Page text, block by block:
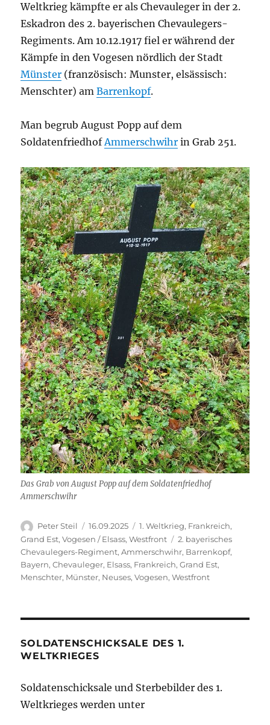
Weltkrieg kämpfte er als Chevauleger in der 2.
Eskadron des 2. bayerischen Chevaulegers-
Regiments. Am 10.12.1917 fiel er während der
Kämpfe in den Vogesen nördlich der Stadt
Münster (französisch: Munster, elsässisch:
Menschter) amBarrenkopf.
Man begrub August Popp auf dem
SoldatenfriedhofAmmerschwihr in Grab 251.
Das Grab von August Popp auf dem Soldatenfriedhof
Ammerschwihr
Autor
Peter Steil
Veröffentlicht
am
16.09.2025 Kategorien
1. Weltkrieg, Frankreich,
Grand Est,Vogesen / Elsass,Westfront Schlagwörter
2. bayerisches
Chevaulegers-Regiment,Ammerschwihr, Barrenkopf,
Bayern,Chevauleger, Elsass, Frankreich,Grand Est,
Menschter, Münster, Neuses,Vogesen,Westfront
SOLDATENSCHICKSALE DES 1.
WELTKRIEGES
Soldatenschicksale und Sterbebilder des 1.
Weltkrieges werden unter